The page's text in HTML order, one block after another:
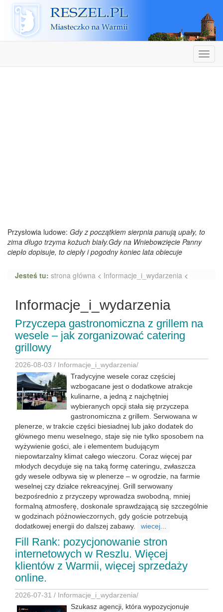
Reszel
Przysłowia ludowe: Gdy z początkiem sierpnia panują upały, to
zima długo trzyma kożuch biały.Gdy na Wniebowzięcie Panny
ciepło dopisuje, to ciepły i pogodny koniec lata obiecuje
Jesteś tu: strona główna < Informacje_i_wydarzenia <
Informacje_i_wydarzenia
Przyczepa gastronomiczna z grillem na
wesele – jak zorganizować catering
grillowy
2026-08-03 / Informacje_i_wydarzenia/
Tradycyjne wesele coraz częściej
wzbogacane jest o dodatkowe atrakcje
kulinarne, a jedną z najchętniej
wybieranych opcji stała się przyczepa
gastronomiczna z grillem. Serwowana w
plenerze, w trakcie części biesiadnej lub jako dodatek do
głównego menu weselnego, staje się nie tylko sposobem na
wyżywienie gości, ale i elementem budującym
niepowtarzalny klimat całego wieczoru. Coraz więcej par
młodych decyduje się na taką formę cateringu, zwłaszcza
gdy wesele odbywa się w plenerze – w ogrodzie, na farmie
weselnej czy działce rekreacyjnej. Grill serwowany
bezpośrednio z przyczepy wprowadza swobodną, mniej
formalną atmosferę, doskonale sprawdzającą się szczególnie
w godzinach późnowieczornych, gdy goście potrzebują
dodatkowej energii do dalszej zabawy.
wiecej...
Fill Rank: pozycjonowanie stron
internetowych w Reszlu. Więcej
klientów z Warmii, więcej sprzedaży
online.
2026-07-31 / Informacje_i_wydarzenia/
Szukasz agencji, która wypozycjonuje